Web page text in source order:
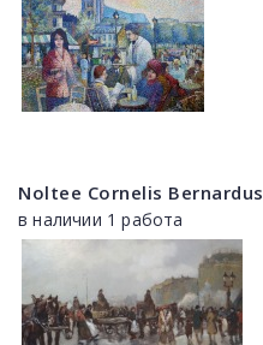
Noltee Cornelis Bernardus
в наличии 1 работа